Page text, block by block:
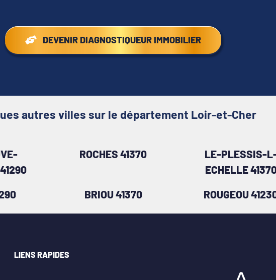
DEVENIR DIAGNOSTIQUEUR IMMOBILIER
autres villes sur le département Loir-et-Cher
ROCHES 41370
LE-PLESSIS-
ECHELLE
BRIOU 41370 ROUGEOU
LIENS RAPIDES